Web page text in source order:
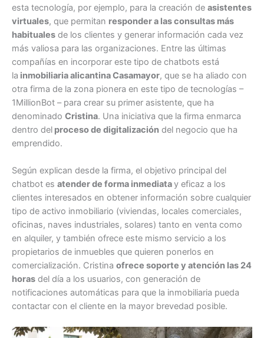
esta tecnología, por ejemplo, para la creación de asistentes
virtuales, que permitan responder a las consultas más
habituales de los clientes y generar información cada vez
más valiosa para las organizaciones. Entre las últimas
compañías en incorporar este tipo de chatbots está
la inmobiliaria alicantina Casamayor, que se ha aliado con
otra firma de la zona pionera en este tipo de tecnologías –
1MillionBot – para crear su primer asistente, que ha
denominado Cristina. Una iniciativa que la firma enmarca
dentro del proceso de digitalización del negocio que ha
emprendido.
Según explican desde la firma, el objetivo principal del
chatbot es atender de forma inmediatay eficaz a los
clientes interesados en obtener información sobre cualquier
tipo de activo inmobiliario (viviendas, locales comerciales,
oficinas, naves industriales, solares) tanto en venta como
en alquiler, y también ofrece este mismo servicio a los
propietarios de inmuebles que quieren ponerlos en
comercialización. Cristina ofrece soporte y atención las 24
horas del día a los usuarios, con generación de
notificaciones automáticas para que la inmobiliaria pueda
contactar con el cliente en la mayor brevedad posible.